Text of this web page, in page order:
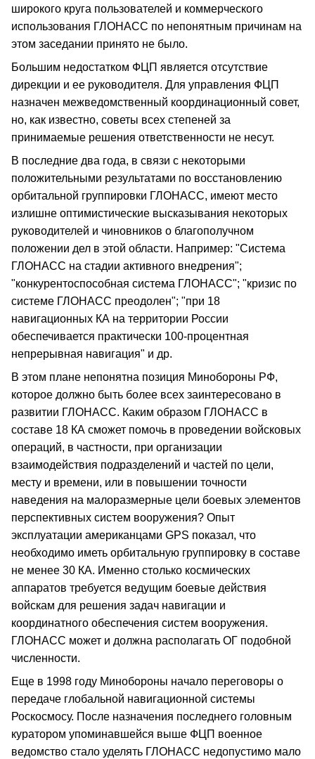
широкого круга пользователей и коммерческого
использования ГЛОНАСС по непонятным причинам на
этом заседании принято не было.
Большим недостатком ФЦП является отсутствие
дирекции и ее руководителя. Для управления ФЦП
назначен межведомственный координационный совет,
но, как известно, советы всех степеней за
принимаемые решения ответственности не несут.
В последние два года, в связи с некоторыми
положительными результатами по восстановлению
орбитальной группировки ГЛОНАСС, имеют место
излишне оптимистические высказывания некоторых
руководителей и чиновников о благополучном
положении дел в этой области. Например: "Система
ГЛОНАСС на стадии активного внедрения";
"конкурентоспособная система ГЛОНАСС"; "кризис по
системе ГЛОНАСС преодолен"; "при 18
навигационных КА на территории России
обеспечивается практически 100-процентная
непрерывная навигация" и др.
В этом плане непонятна позиция Минобороны РФ,
которое должно быть более всех заинтересовано в
развитии ГЛОНАСС. Каким образом ГЛОНАСС в
составе 18 КА сможет помочь в проведении войсковых
операций, в частности, при организации
взаимодействия подразделений и частей по цели,
месту и времени, или в повышении точности
наведения на малоразмерные цели боевых элементов
перспективных систем вооружения? Опыт
эксплуатации американцами GPS показал, что
необходимо иметь орбитальную группировку в составе
не менее 30 КА. Именно столько космических
аппаратов требуется ведущим боевые действия
войскам для решения задач навигации и
координатного обеспечения систем вооружения.
ГЛОНАСС может и должна располагать ОГ подобной
численности.
Еще в 1998 году Минобороны начало переговоры о
передаче глобальной навигационной системы
Роскосмосу. После назначения последнего головным
куратором упоминавшейся выше ФЦП военное
ведомство стало уделять ГЛОНАСС недопустимо мало